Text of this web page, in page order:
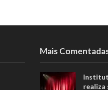
Mais
realiza